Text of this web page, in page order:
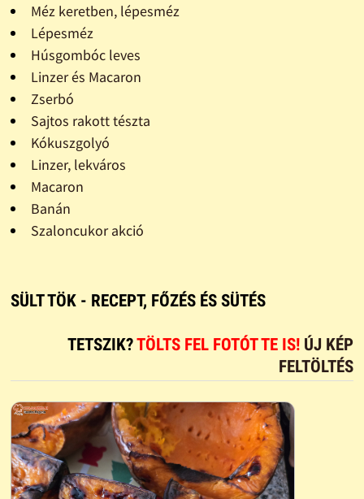
Méz keretben, lépesméz
Lépesméz
Húsgombóc leves
Linzer és Macaron
Zserbó
Sajtos rakott tészta
Kókuszgolyó
Linzer, lekváros
Macaron
Banán
Szaloncukor akció
SÜLT TÖK - RECEPT, FŐZÉS ÉS SÜTÉS
TETSZIK?TÖLTS FEL FOTÓT TE IS! ÚJ KÉP
FELTÖLTÉS